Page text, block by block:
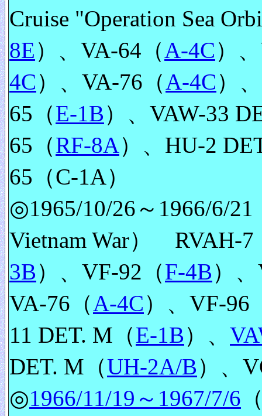
Cruise "Operation Sea
8E）、VA-64（A-4C）
4C）、VA-76（A-4C）
65（E-1B）、VAW-33
65（RF-8A）、HU-2
65（C-1A）
◎1965/10/26～1966/6/
Vietnam War） RVAH-7
3B）、VF-92（F-4B）
VA-76（A-4C）、VF-96
11 DET. M（E-1B）、
DET. M（UH-2A/B）、
◎1966/11/19～1967/7/6